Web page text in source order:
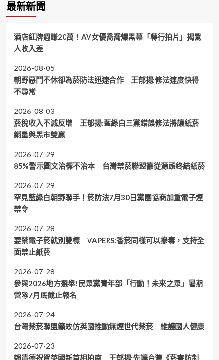
最新新聞
酒店紅牌週賺20萬！AV女優喬喬爆黑幕「轉行拍片」揭驚
人收入差
2026-08-05
朝野惡鬥不休卻為菸防法迅速合作 王郁揚:修法速度快得
不尋常
2026-08-03
菸稅收入不減反增 王郁揚:藍綠白三黨錯誤修法將讓紙菸
銷量與黑市雙贏
2026-07-29
85%警示圖文治標不治本 台灣禁菸聯盟籲從源頭終結紙菸
2026-07-29
罕見藍綠白朝野聯手！菸防法7月30日黨團協商加重電子煙
禁令
2026-07-28
要禁電子菸就別雙標 VAPERS:香菸同樣可以摻毒，支持全
面禁止紙菸
2026-07-28
參與2026地方選舉!民眾黨青年部「行動！未來之眾」暑期
營隊7月底截止報名
2026-07-24
台灣禁菸聯盟籲效仿英國推動無煙世代禁菸 維護國人健康
2026-07-23
賴清德祝賀英國新首相柏南 王郁揚:先讓台灣《菸害防制